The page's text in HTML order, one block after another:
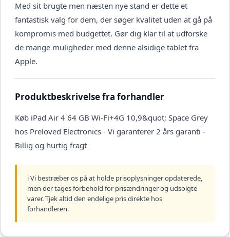
Med sit brugte men næsten nye stand er dette et
fantastisk valg for dem, der søger kvalitet uden at gå på
kompromis med budgettet. Gør dig klar til at udforske
de mange muligheder med denne alsidige tablet fra
Apple.
Produktbeskrivelse fra forhandler
Køb iPad Air 4 64 GB Wi-Fi+4G 10,9&quot; Space Grey
hos Preloved Electronics - Vi garanterer 2 års garanti -
Billig og hurtig fragt
ℹ️ Vi bestræber os på at holde prisoplysninger opdaterede,
men der tages forbehold for prisændringer og udsolgte
varer. Tjek altid den endelige pris direkte hos
forhandleren.